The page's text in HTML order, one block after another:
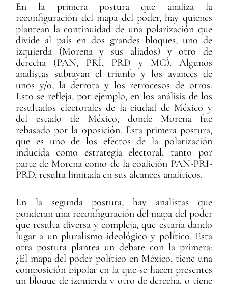
En la primera postura que analiza la
reconfiguración del mapa del poder, hay quienes
plantean la continuidad de una polarización que
divide al país en dos grandes bloques, uno de
izquierda (Morena y sus aliados) y otro de
derecha (PAN, PRI, PRD y MC). Algunos
analistas subrayan el triunfo y los avances de
unos y/o, la derrota y los retrocesos de otros.
Esto se refleja, por ejemplo, en los análisis de los
resultados electorales de la ciudad de México y
del estado de México, donde Morena fue
rebasado por la oposición. Esta primera postura,
que es uno de los efectos de la polarización
inducida como estrategia electoral, tanto por
parte de Morena como de la coalición PAN-PRI-
PRD, resulta limitada en sus alcances analíticos.
En la segunda postura, hay analistas que
ponderan una reconfiguración del mapa del poder
que resulta diversa y compleja, que estaría dando
lugar a un pluralismo ideológico y político. Esta
otra postura plantea un debate con la primera:
¿El mapa del poder político en México, tiene una
composición bipolar en la que se hacen presentes
un bloque de izquierda y otro de derecha, o tiene